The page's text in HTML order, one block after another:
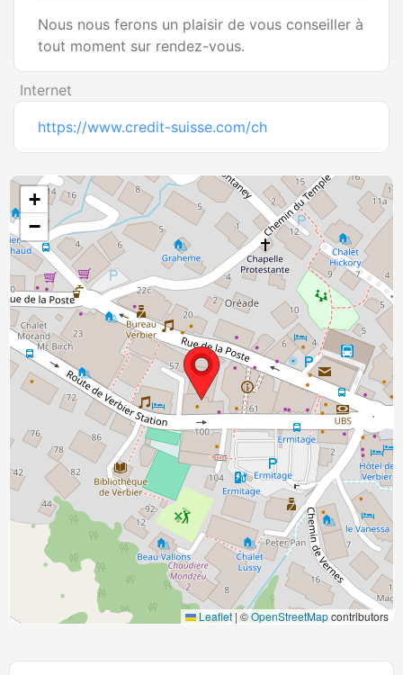
Nous nous ferons un plaisir de vous conseiller à
tout moment sur rendez-vous.
Internet
https://www.credit-suisse.com/ch
+
−
Leaflet | ©OpenStreetMapcontributors